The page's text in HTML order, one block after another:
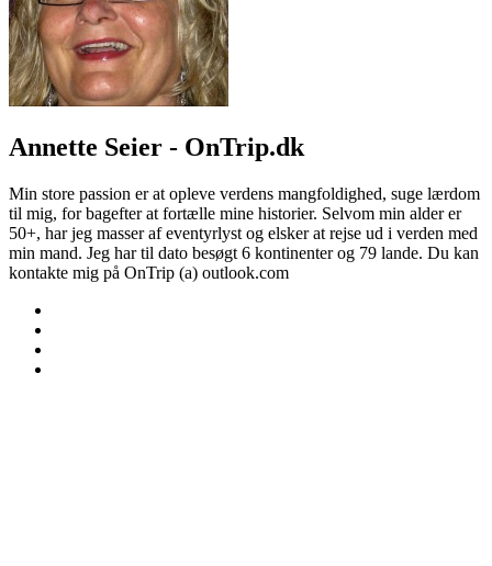
Annette Seier - OnTrip.dk
Min store passion er at opleve verdens mangfoldighed, suge lærdom
til mig, for bagefter at fortælle mine historier. Selvom min alder er
50+, har jeg masser af eventyrlyst og elsker at rejse ud i verden med
min mand. Jeg har til dato besøgt 6 kontinenter og 79 lande. Du kan
kontakte mig på OnTrip (a) outlook.com